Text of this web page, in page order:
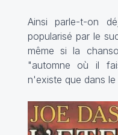
Ainsi parle-t-on
popularisé par le
même si la
"automne où il
n'existe que dans